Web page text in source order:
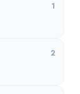
1
2